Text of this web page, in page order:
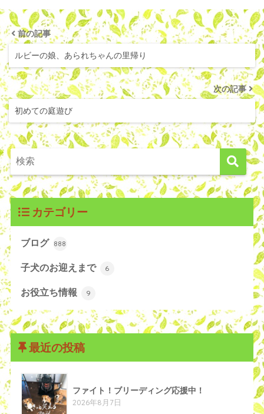
前の記事
ルビーの娘、あられちゃんの里帰り
次の記事
初めての庭遊び
カテゴリー
ブログ 888
子犬のお迎えまで 6
お役立ち情報 9
最近の投稿
ファイト！ブリーディング応援中！
2026年8月7日